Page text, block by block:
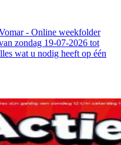
- Online weekfolder
zondag 19-07-2026 tot
wat u nodig heeft op één